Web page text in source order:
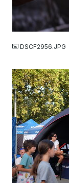
JPG
DSCF2956.JPG
JPG